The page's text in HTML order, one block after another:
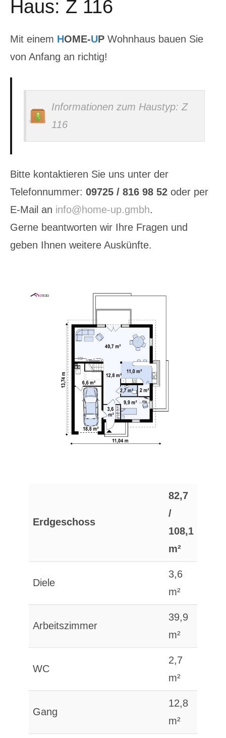
Haus: Z 116
Mit einem HOME-UP Wohnhaus bauen Sie
von Anfang an richtig!
Informationen zum Haustyp: Z
116
Bitte kontaktieren Sie uns unter der
Telefonnummer: 09725 / 816 98 52 oder per
E-Mail an info@home-up.gmbh.
Gerne beantworten wir Ihre Fragen und
geben Ihnen weitere Auskünfte.
Erdgeschoss
82,7
/
108,1
m²
Diele
3,6
m²
Arbeitszimmer
39,9
m²
WC
2,7
m²
Gang
12,8
m²
Z 273 Da LGL
Z28 GL2
Z 236 GL2